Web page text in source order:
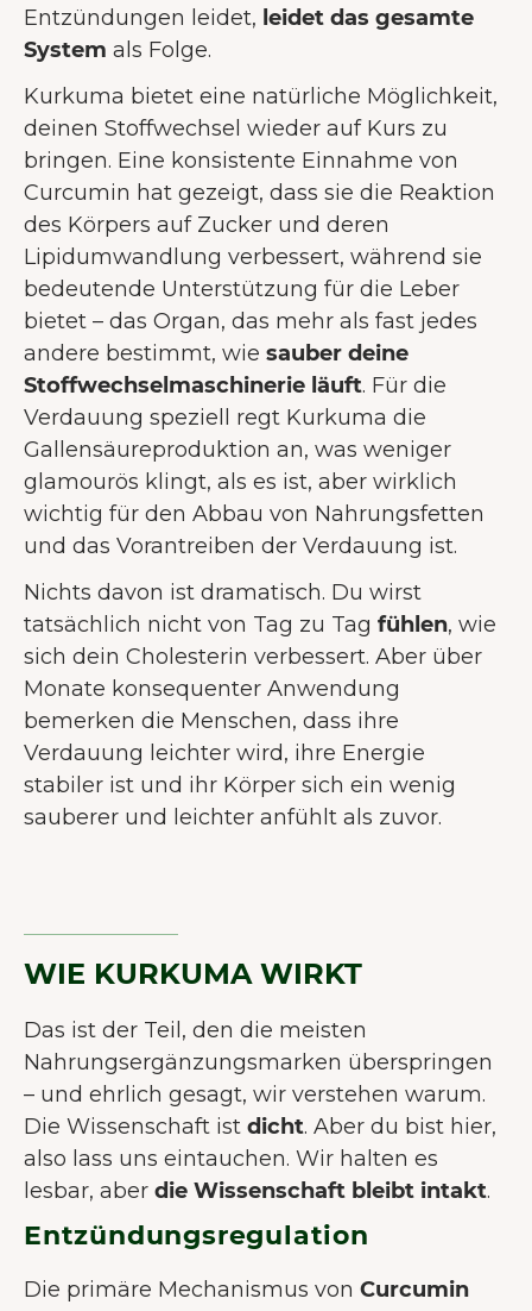
Entzündungen leidet, leidet das gesamte
System als Folge.
Kurkuma bietet eine natürliche Möglichkeit,
deinen Stoffwechsel wieder auf Kurs zu
bringen. Eine konsistente Einnahme von
Curcumin hat gezeigt, dass sie die Reaktion
des Körpers auf Zucker und deren
Lipidumwandlung verbessert, während sie
bedeutende Unterstützung für die Leber
bietet – das Organ, das mehr als fast jedes
andere bestimmt, wie sauber deine
Stoffwechselmaschinerie läuft. Für die
Verdauung speziell regt Kurkuma die
Gallensäureproduktion an, was weniger
glamourös klingt, als es ist, aber wirklich
wichtig für den Abbau von Nahrungsfetten
und das Vorantreiben der Verdauung ist.
Nichts davon ist dramatisch. Du wirst
tatsächlich nicht von Tag zu Tag fühlen, wie
sich dein Cholesterin verbessert. Aber über
Monate konsequenter Anwendung
bemerken die Menschen, dass ihre
Verdauung leichter wird, ihre Energie
stabiler ist und ihr Körper sich ein wenig
sauberer und leichter anfühlt als zuvor.
WIE KURKUMA WIRKT
Das ist der Teil, den die meisten
Nahrungsergänzungsmarken überspringen
– und ehrlich gesagt, wir verstehen warum.
Die Wissenschaft ist dicht. Aber du bist hier,
also lass uns eintauchen. Wir halten es
lesbar, aber die Wissenschaft bleibt intakt.
Entzündungsregulation
Die primäre Mechanismus von Curcumin
um dir das bestmögliche